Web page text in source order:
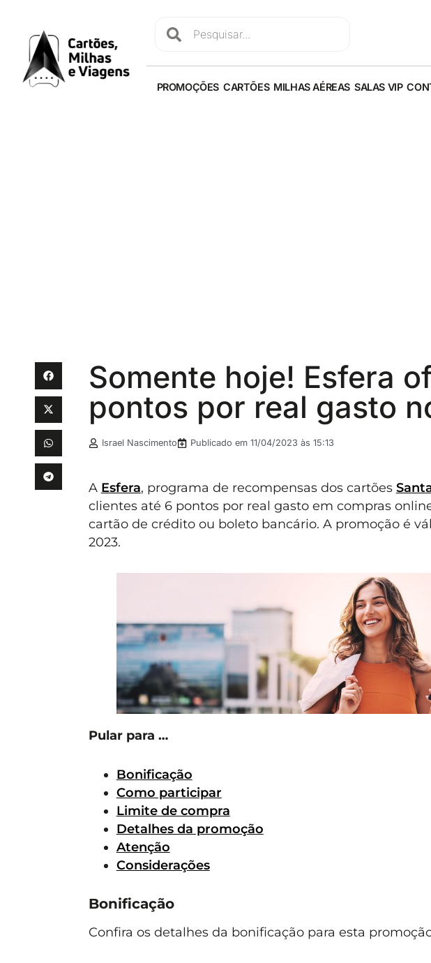
PROMOÇÕES CARTÕES MILHAS AÉREAS SALAS VIP
Somente hoje! Esfera
pontos por real gasto
Israel Nascimento Publicado em 11/04/2023 às 15:13
A Esfera, programa de recompensas dos cartões
clientes até 6 pontos por real gasto em compras
cartão de crédito ou boleto bancário. A promoção é
2023.
Pular para …
Bonificação
Como participar
Limite de compra
Detalhes da promoção
Atenção
Considerações
Bonificação
Confira os detalhes da bonificação para esta